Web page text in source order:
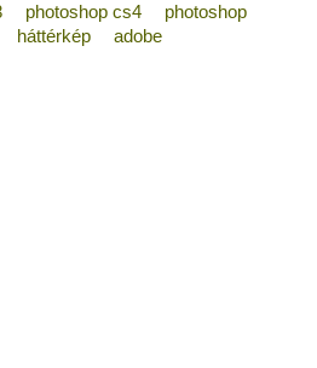
photoshop cs4
photoshop
háttérkép adobe